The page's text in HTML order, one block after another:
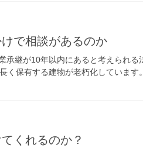
で相談があるのか
承継が10年以内にあると考えられる
く保有する建物が老朽化していま
くれるのか？